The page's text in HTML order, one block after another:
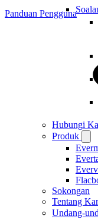
Hubungi
Produk
Sokongan
Tentang
Undang-
Panduan Pengguna